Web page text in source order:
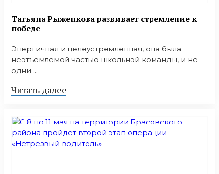
Татьяна Рыженкова развивает стремление к
победе
Энергичная и целеустремленная, она была
неотъемлемой частью школьной команды, и не
одни ...
Читать далее